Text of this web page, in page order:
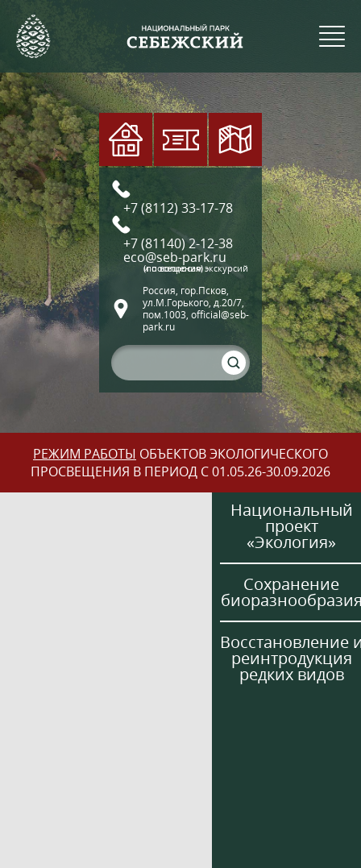
+7 (8112) 33-17-78
+7 (81140) 2-12-38
eco@seb-park.ru
(по вопросам экскурсий и посещения)
Россия, гор.Псков,
ул.М.Горького, д.20/7,
пом.1003, official@seb-
park.ru
РЕЖИМ РАБОТЫ ОБЪЕКТОВ ЭКОЛОГИЧЕСКОГО
ПРОСВЕЩЕНИЯ В ПЕРИОД С 01.05.26-30.09.2026
Национальный
проект
«Экология»
Сохранение
Восстановление
реинтродукция
редких видов